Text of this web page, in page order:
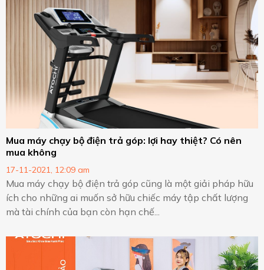
Mua máy chạy bộ điện trả góp: lợi hay thiệt? Có nên
mua không
17-11-2021, 12:09 am
Mua máy chạy bộ điện trả góp cũng là một giải pháp hữu
ích cho những ai muốn sở hữu chiếc máy tập chất lượng
mà tài chính của bạn còn hạn chế...